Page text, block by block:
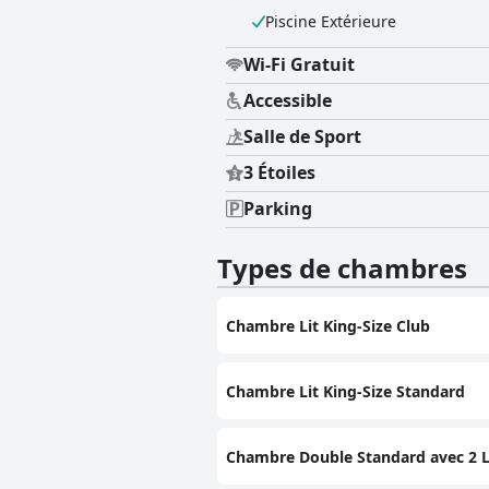
comme un point fort pour de
rentable et idéalement situé, bien
constante de la restauration et
Piscine Extérieure
Wi-Fi Gratuit
Accessible
Salle de Sport
3 Étoiles
Parking
Types de chambres
Chambre Lit King-Size Club
Chambre Lit King-Size Standard
Chambre Double Standard avec 2